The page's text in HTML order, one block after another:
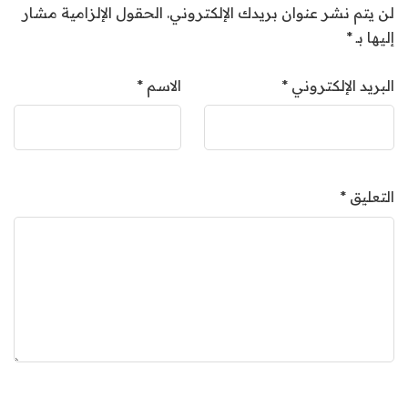
لن يتم نشر عنوان بريدك الإلكتروني. الحقول الإلزامية مشار
إليها بـ*
الاسم * البريد الإلكتروني *
التعليق *